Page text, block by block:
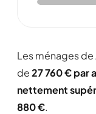
Les ménages
de27 760 € par
nettement
880 €.